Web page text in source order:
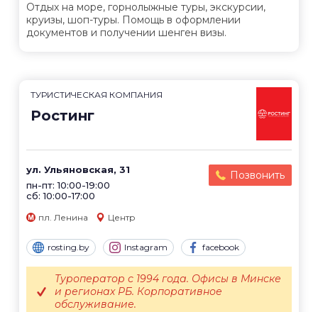
Отдых на море, горнолыжные туры, экскурсии,
круизы, шоп-туры. Помощь в оформлении
документов и получении шенген визы.
ТУРИСТИЧЕСКАЯ КОМПАНИЯ
Ростинг
ул. Ульяновская, 31
пн-пт: 10:00-19:00
сб: 10:00-17:00
Позвонить
пл. Ленина Центр
rosting.by Instagram facebook
Туроператор с 1994 года. Офисы в Минске
и регионах РБ. Корпоративное
обслуживание.